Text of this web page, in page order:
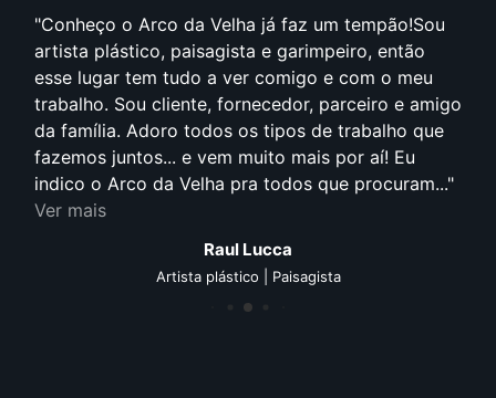
Anos 90, foi quando comecei efetivamente a
pensar que arquitetura e construção fariam parte
da minha vida profissional. Cursando arquitetura
e frequentando de maneira assídua o Litoral
Norte, pude contemplar de forma bem próxima o
estilo proposto pelo arquiteto Aldo Fazioli.
Visivelmente sempre empregou em suas obras o
conceito de sustentabilidade, uso de material de...
Cristian Borgonovi Januckaitis
Arquiteto | Gestão de projetos e obras